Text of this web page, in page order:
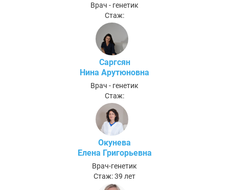
Врач - генетик
Стаж:
Саргсян
Нина Арутюновна
Врач - генетик
Стаж:
Окунева
Елена Григорьевна
Врач-генетик
Стаж: 39 лет